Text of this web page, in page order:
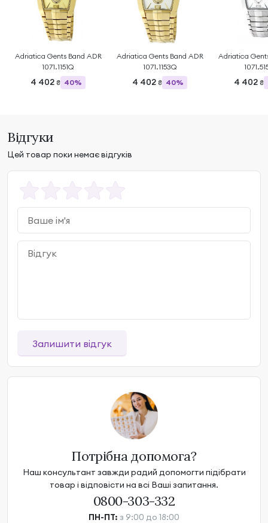
Adriatica Gents Band ADR
1071.1151Q
4 402 ₴ 40%
Adriatica Gents Band ADR
1071.1153Q
4 402 ₴ 40%
Adriatica
4 402 ₴
Відгуки
Цей товар поки немає відгуків
Залишити відгук
Потрібна допомога?
Наш консультант завжди радий допомогти підібрати
товар і відповісти на всі Ваші запитання.
0800-303-332
ПН-ПТ: з 9:00 до 18:00